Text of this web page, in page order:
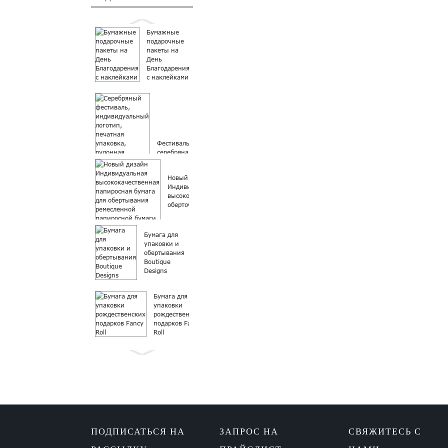
Бумажные
подарочные
пакеты на
День
Благодарения
с наклейками
Фестивальная
серебряная
индивидуальная
логотипом...
Новый дизайн
Индивидуальная
высококачественная
оберточная бумага...
Бумага для
упаковки и
обертывания
Boutique
Designs
Бумага для
упаковки
рождественских
подарков Fancy
Roll
Бутиковая
ПОДПИСАТЬСЯ НА
ЗАПРОС НА
СВЯЖИТЕСЬ С